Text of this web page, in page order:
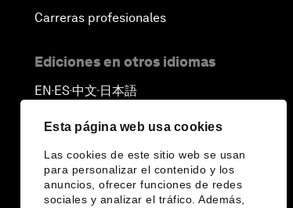
Esta página web usa cookies
Las cookies de este sitio web se usan
para personalizar el contenido y los
anuncios, ofrecer funciones de redes
sociales y analizar el tráfico. Además,
Carreras profesionales
Ediciones en otros idiomas
EN ▪ ES▪中文▪ 日本語